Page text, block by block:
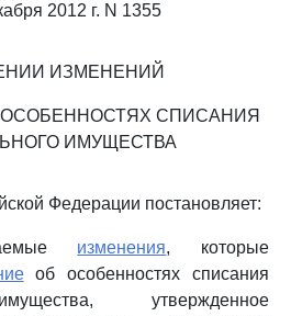
2012 г. N 1355
ИЗМЕНЕНИЙ
СПИСАНИЯ
ИМУЩЕСТВА
Федерации постановляет:
изменения, которые
об особенностях списания
утвержденное